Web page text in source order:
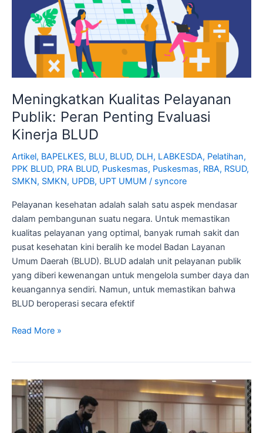
Meningkatkan Kualitas Pelayanan
Publik: Peran Penting Evaluasi
Kinerja BLUD
Artikel, BAPELKES, BLU, BLUD, DLH, LABKESDA, Pelatihan,
PPK BLUD, PRA BLUD, Puskesmas, Puskesmas, RBA, RSUD,
SMKN, SMKN, UPDB, UPT UMUM / syncore
Pelayanan kesehatan adalah salah satu aspek mendasar
dalam pembangunan suatu negara. Untuk memastikan
kualitas pelayanan yang optimal, banyak rumah sakit dan
pusat kesehatan kini beralih ke model Badan Layanan
Umum Daerah (BLUD). BLUD adalah unit pelayanan publik
yang diberi kewenangan untuk mengelola sumber daya dan
keuangannya sendiri. Namun, untuk memastikan bahwa
BLUD beroperasi secara efektif
Peran
Penting
Evaluasi
Kinerja
BLUD
Read More »
Workshop
BLUD
Solusi